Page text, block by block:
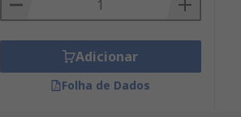
Adicionar
Folha de Dados